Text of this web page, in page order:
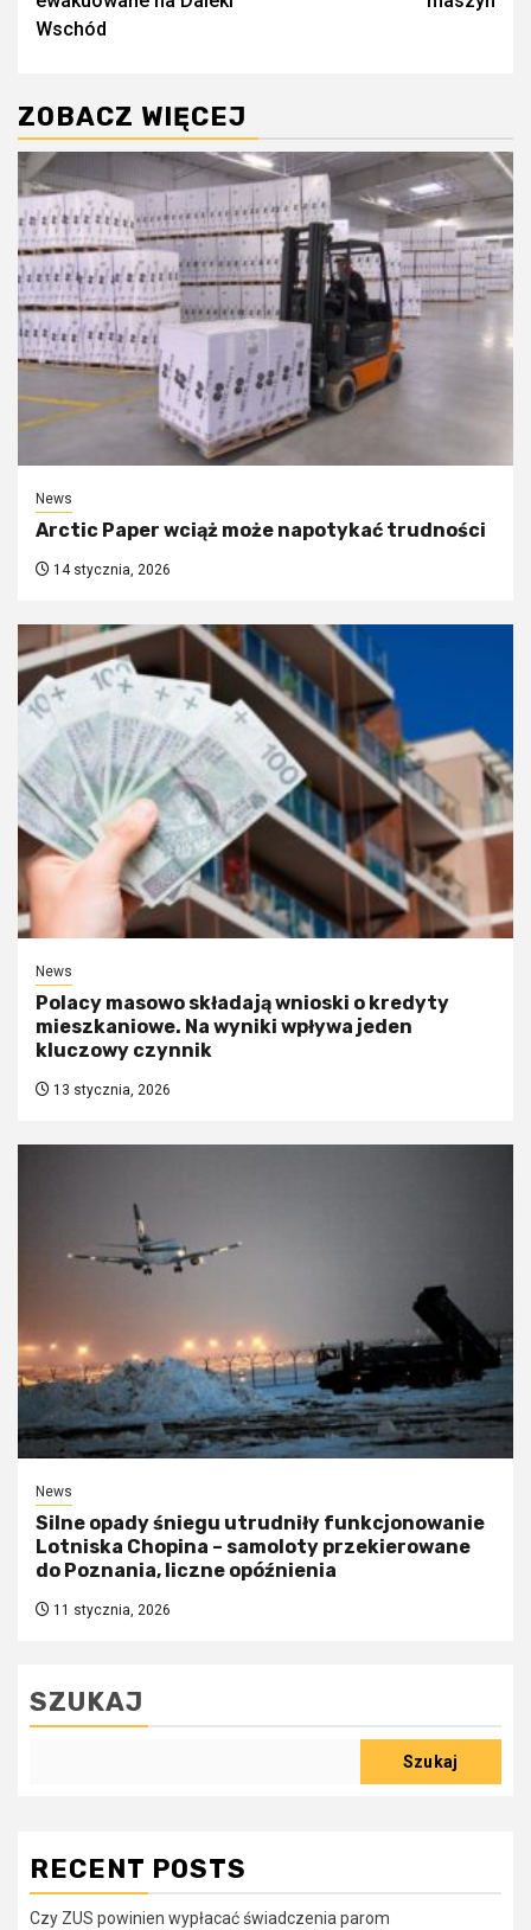
Wschód
ZOBACZ WIĘCEJ
News
Arctic Paper wciąż może napotykać trudności
14 stycznia, 2026
News
Polacy masowo składają wnioski o kredyty
mieszkaniowe. Na wyniki wpływa jeden
kluczowy czynnik
13 stycznia, 2026
News
Silne opady śniegu utrudniły funkcjonowanie
Lotniska Chopina – samoloty przekierowane
do Poznania, liczne opóźnienia
11 stycznia, 2026
SZUKAJ
Szukaj
RECENT POSTS
Czy ZUS powinien wypłacać świadczenia parom